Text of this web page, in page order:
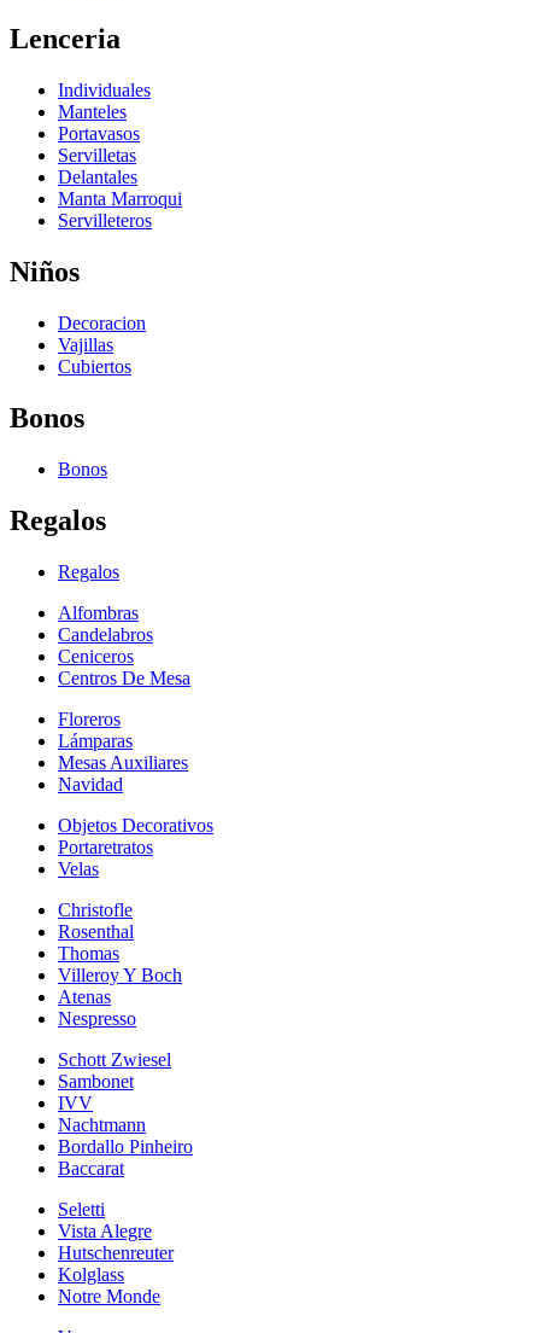
Lenceria
Individuales
Manteles
Portavasos
Servilletas
Delantales
Manta Marroqui
Servilleteros
Niños
Decoracion
Vajillas
Cubiertos
Bonos
Bonos
Regalos
Regalos
Alfombras
Candelabros
Ceniceros
Centros De Mesa
Floreros
Lámparas
Mesas Auxiliares
Navidad
Objetos Decorativos
Portaretratos
Velas
Christofle
Rosenthal
Thomas
Villeroy Y Boch
Atenas
Nespresso
Schott Zwiesel
Sambonet
IVV
Nachtmann
Bordallo Pinheiro
Baccarat
Seletti
Vista Alegre
Hutschenreuter
Kolglass
Notre Monde